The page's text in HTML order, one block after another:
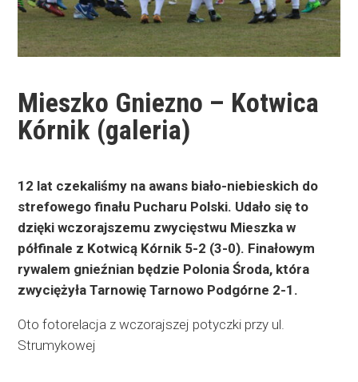
Mieszko Gniezno – Kotwica
Kórnik (galeria)
12 lat czekaliśmy na awans biało-niebieskich do
strefowego finału Pucharu Polski. Udało się to
dzięki wczorajszemu zwycięstwu Mieszka w
półfinale z Kotwicą Kórnik 5-2 (3-0). Finałowym
rywalem gnieźnian będzie Polonia Środa, która
zwyciężyła Tarnowię Tarnowo Podgórne 2-1.
Oto fotorelacja z wczorajszej potyczki przy ul.
Strumykowej